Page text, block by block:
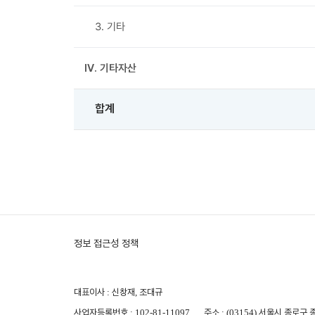
3. 기타
Ⅳ. 기타자산
합계
정보 접근성 정책
대표이사 : 신창재, 조대규
사업자등록번호 : 102-81-11097
주소 : (03154) 서울시 종로구